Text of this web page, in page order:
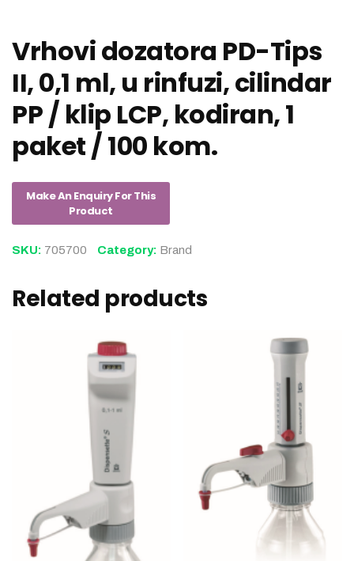
Vrhovi dozatora PD-Tips
II, 0,1 ml, u rinfuzi, cilindar
PP / klip LCP, kodiran, 1
paket / 100 kom.
SKU: 705700 Category: Brand
Related products